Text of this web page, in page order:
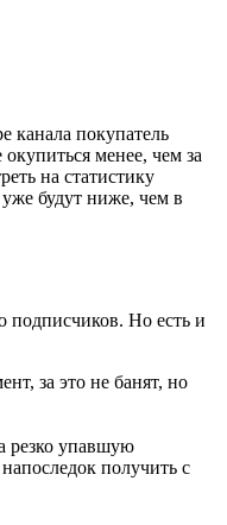
канала покупатель
менее, чем за
на статистику
уже будут ниже, чем в
подписчиков. Но есть и
за это не банят, но
резко упавшую
получить с